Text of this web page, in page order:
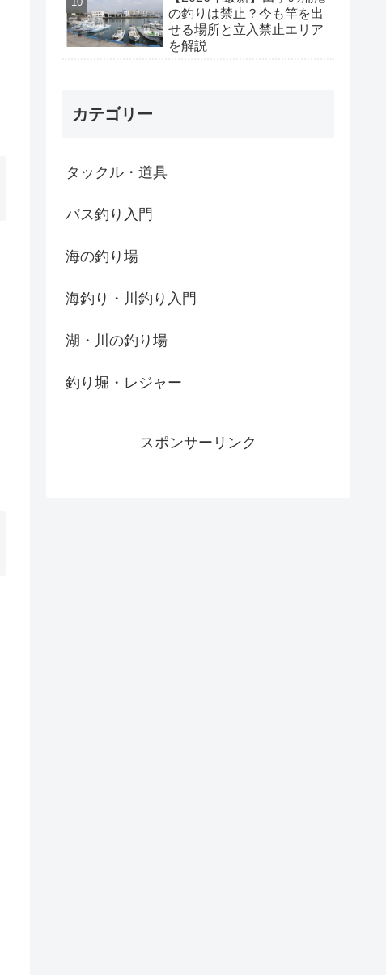
の釣りは禁止？今も竿を出
せる場所と立入禁止エリア
を解説
カテゴリー
タックル・道具
バス釣り入門
海の釣り場
海釣り・川釣り入門
湖・川の釣り場
釣り堀・レジャー
スポンサーリンク